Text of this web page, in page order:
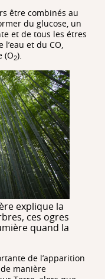
être combinés au
du glucose, un
et de tous les étres
et du CO,
(O2).
explique la
ces ogres
quand la
de l’apparition
manière